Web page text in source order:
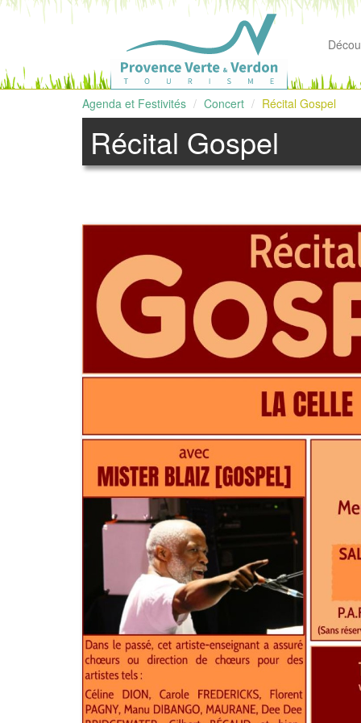
Agenda et Festivités Concert Récital Gospel
Récital Gospel